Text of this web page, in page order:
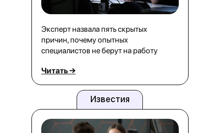
Известия
Читать →
Эксперт назвала пять скрытых
причин, почему опытных
специалистов не берут на работу